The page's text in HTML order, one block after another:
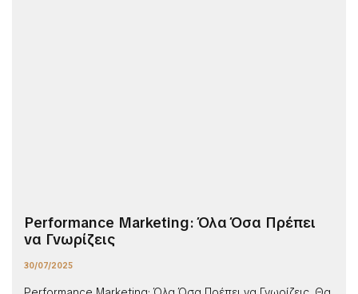
Performance Marketing: Όλα Όσα Πρέπει
να Γνωρίζεις
30/07/2025